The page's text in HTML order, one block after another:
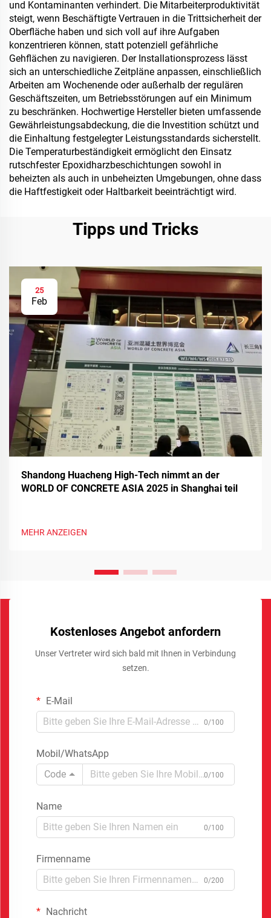
und Kontaminanten verhindert. Die Mitarbeiterproduktivität
steigt, wenn Beschäftigte Vertrauen in die Trittsicherheit der
Oberfläche haben und sich voll auf ihre Aufgaben
konzentrieren können, statt potenziell gefährliche
Gehflächen zu navigieren. Der Installationsprozess lässt
sich an unterschiedliche Zeitpläne anpassen, einschließlich
Arbeiten am Wochenende oder außerhalb der regulären
Geschäftszeiten, um Betriebsstörungen auf ein Minimum
zu beschränken. Hochwertige Hersteller bieten umfassende
Gewährleistungsabdeckung, die die Investition schützt und
die Einhaltung festgelegter Leistungsstandards sicherstellt.
Die Temperaturbeständigkeit ermöglicht den Einsatz
rutschfester Epoxidharzbeschichtungen sowohl in
beheizten als auch in unbeheizten Umgebungen, ohne dass
die Haftfestigkeit oder Haltbarkeit beeinträchtigt wird.
Tipps und Tricks
25
Feb
Shandong Huacheng High-Tech nimmt an der
WORLD OF CONCRETE ASIA 2025 in Shanghai teil
MEHR ANZEIGEN
Kostenloses Angebot anfordern
Unser Vertreter wird sich bald mit Ihnen in Verbindung
setzen.
E-Mail
0/100
Mobil/WhatsApp
Code
0/100
Name
0/100
Firmenname
0/200
Nachricht